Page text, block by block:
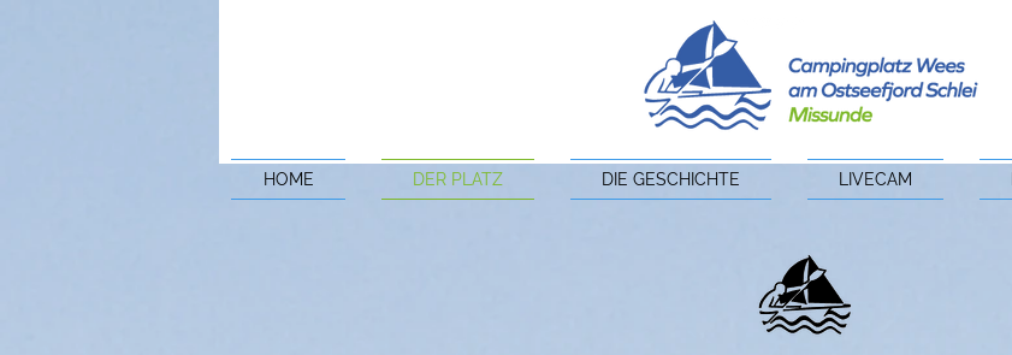
HOME DER PLATZ DIE GESCHICHTE LIVECAM